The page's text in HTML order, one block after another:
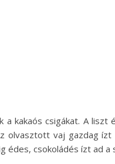
kakaós csigákat. A
vaj gazdag
csokoládés ízt ad